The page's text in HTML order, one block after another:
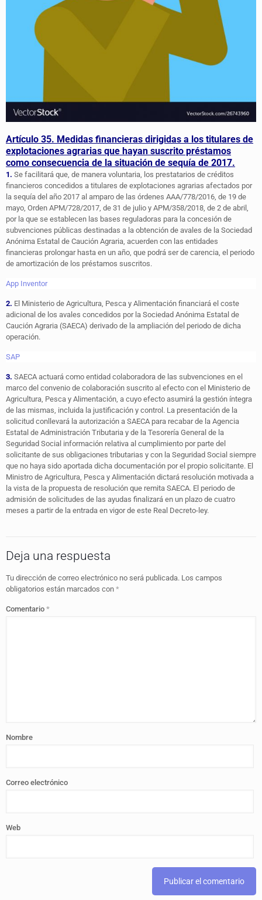
Artículo 35. Medidas financieras dirigidas a los titulares de
explotaciones agrarias que hayan suscrito préstamos
como consecuencia de la situación de sequía de 2017.
1. Se facilitará que, de manera voluntaria, los prestatarios de créditos
financieros concedidos a titulares de explotaciones agrarias afectados por
la sequía del año 2017 al amparo de las órdenes AAA/778/2016, de 19 de
mayo, Orden APM/728/2017, de 31 de julio y APM/358/2018, de 2 de abril,
por la que se establecen las bases reguladoras para la concesión de
subvenciones públicas destinadas a la obtención de avales de la Sociedad
Anónima Estatal de Caución Agraria, acuerden con las entidades
financieras prolongar hasta en un año, que podrá ser de carencia, el periodo
de amortización de los préstamos suscritos.
App Inventor
2. El Ministerio de Agricultura, Pesca y Alimentación financiará el coste
adicional de los avales concedidos por la Sociedad Anónima Estatal de
Caución Agraria (SAECA) derivado de la ampliación del periodo de dicha
operación.
SAP
3. SAECA actuará como entidad colaboradora de las subvenciones en el
marco del convenio de colaboración suscrito al efecto con el Ministerio de
Agricultura, Pesca y Alimentación, a cuyo efecto asumirá la gestión íntegra
de las mismas, incluida la justificación y control. La presentación de la
solicitud conllevará la autorización a SAECA para recabar de la Agencia
Estatal de Administración Tributaria y de la Tesorería General de la
Seguridad Social información relativa al cumplimiento por parte del
solicitante de sus obligaciones tributarias y con la Seguridad Social siempre
que no haya sido aportada dicha documentación por el propio solicitante. El
Ministro de Agricultura, Pesca y Alimentación dictará resolución motivada a
la vista de la propuesta de resolución que remita SAECA. El periodo de
admisión de solicitudes de las ayudas finalizará en un plazo de cuatro
meses a partir de la entrada en vigor de este Real Decreto-ley.
Deja una respuesta
Tu dirección de correo electrónico no será publicada. Los campos
obligatorios están marcados con *
Comentario *
Nombre
Correo electrónico
Web